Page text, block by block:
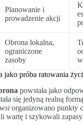
Planowanie i
prowadzenie akcji
Obrona lokalna,
ograniczone
zasoby
jako próba ratowania
powstała jako
się jedyną realną
wsi organizowano punkty
wartę i szykowali zapasy.